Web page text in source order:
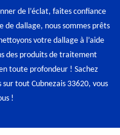
de l’éclat, faites confiance
de dallage, nous sommes prêts
votre dallage à l’aide
des produits de traitement
toute profondeur ! Sachez
tout Cubnezais 33620, vous
!